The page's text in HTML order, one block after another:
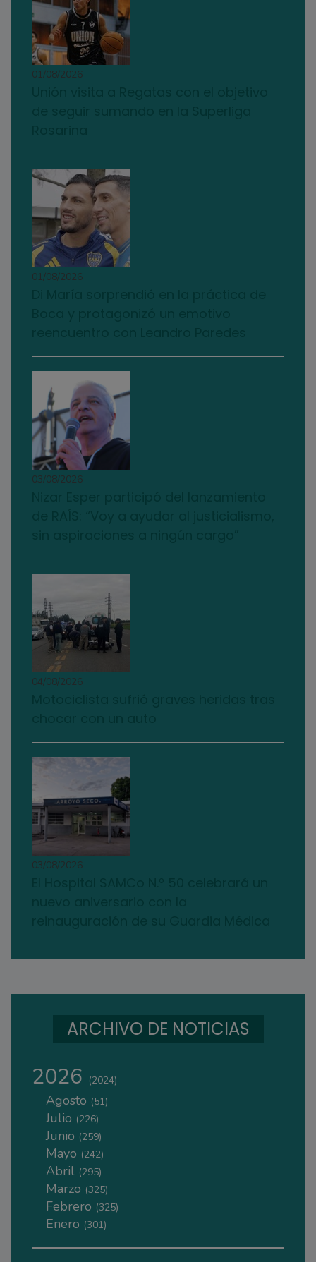
01/08/2026
01/08/2026
03/08/2026
04/08/2026
03/08/2026
ARCHIVO DE NOTICIAS
2026 (2024)
Agosto (51)
Julio (226)
Junio (259)
Mayo (242)
Abril (295)
Marzo (325)
Febrero (325)
Enero (301)